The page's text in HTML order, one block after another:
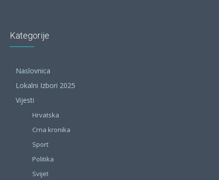
Kategorije
Naslovnica
Lokalni Izbori 2025
Vijesti
Hrvatska
Crna kronika
Sport
Politika
Svijet